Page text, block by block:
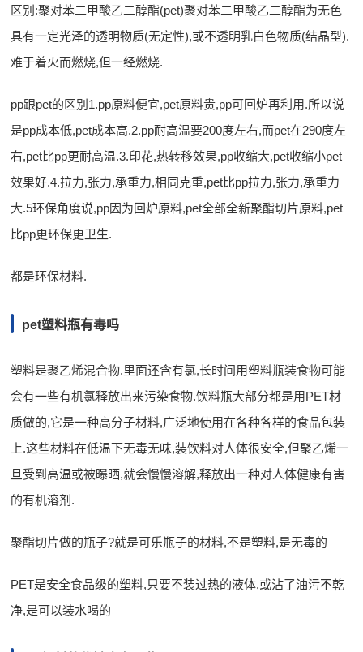
区别:聚对苯二甲酸乙二醇酯(pet)聚对苯二甲酸乙二醇酯为无色
具有一定光泽的透明物质(无定性),或不透明乳白色物质(结晶型).
难于着火而燃烧,但一经燃烧.
pp跟pet的区别1.pp原料便宜,pet原料贵,pp可回炉再利用.所以说
是pp成本低,pet成本高.2.pp耐高温要200度左右,而pet在290度左
右,pet比pp更耐高温.3.印花,热转移效果,pp收缩大,pet收缩小pet
效果好.4.拉力,张力,承重力,相同克重,pet比pp拉力,张力,承重力
大.5环保角度说,pp因为回炉原料,pet全部全新聚酯切片原料,pet
比pp更环保更卫生.
都是环保材料.
pet塑料瓶有毒吗
塑料是聚乙烯混合物.里面还含有氯,长时间用塑料瓶装食物可能
会有一些有机氯释放出来污染食物.饮料瓶大部分都是用PET材
质做的,它是一种高分子材料,广泛地使用在各种各样的食品包装
上.这些材料在低温下无毒无味,装饮料对人体很安全,但聚乙烯一
旦受到高温或被曝晒,就会慢慢溶解,释放出一种对人体健康有害
的有机溶剂.
聚酯切片做的瓶子?就是可乐瓶子的材料,不是塑料,是无毒的
PET是安全食品级的塑料,只要不装过热的液体,或沾了油污不乾
净,是可以装水喝的